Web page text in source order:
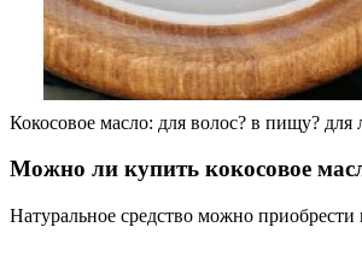
Кокосовое масло: для волос? в пищу? для
Можно ли купить кокосовое
Натуральное средство можно